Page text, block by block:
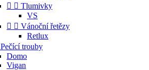
  Tlumivky
VS
  Vánoční řetězy
Retlux
Pečící trouby
Domo
Vigan